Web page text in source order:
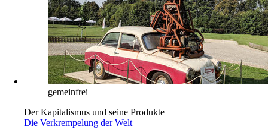
gemeinfrei
Der Kapitalismus und seine Produkte
Die Verkrempelung der Welt